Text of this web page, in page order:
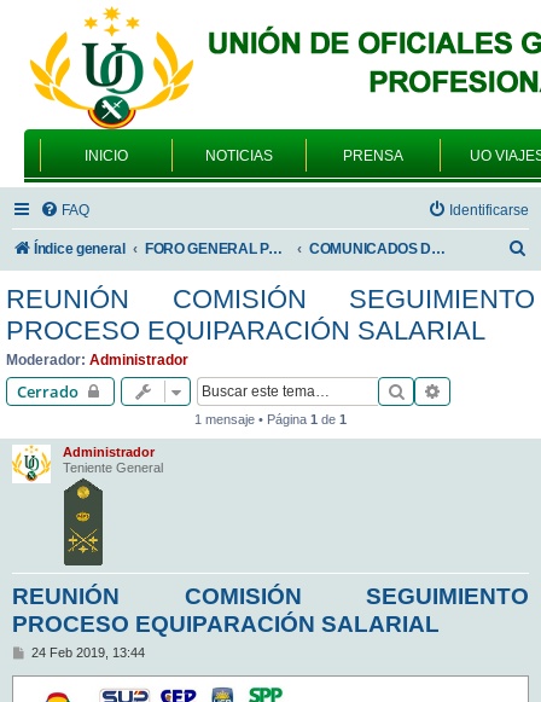
INICIO NOTICIAS PRENSA UO
FAQ Identificarse
Índice general FORO GENERAL PARA TODOS LOS USUARIOS COMUNICADOS DE LA UNIÓN DE OFICIALES
s
REUNIÓN COMISIÓN SEGUIMIENTO
PROCESO EQUIPARACIÓN SALARIAL
Moderador: Administrador
Cerrado Buscar
1 mensaje • Página 1 de 1
Administrador
Teniente General
REUNIÓN COMISIÓN SEGUIMIENTO
PROCESO EQUIPARACIÓN SALARIAL
M
24 Feb 2019, 13:44